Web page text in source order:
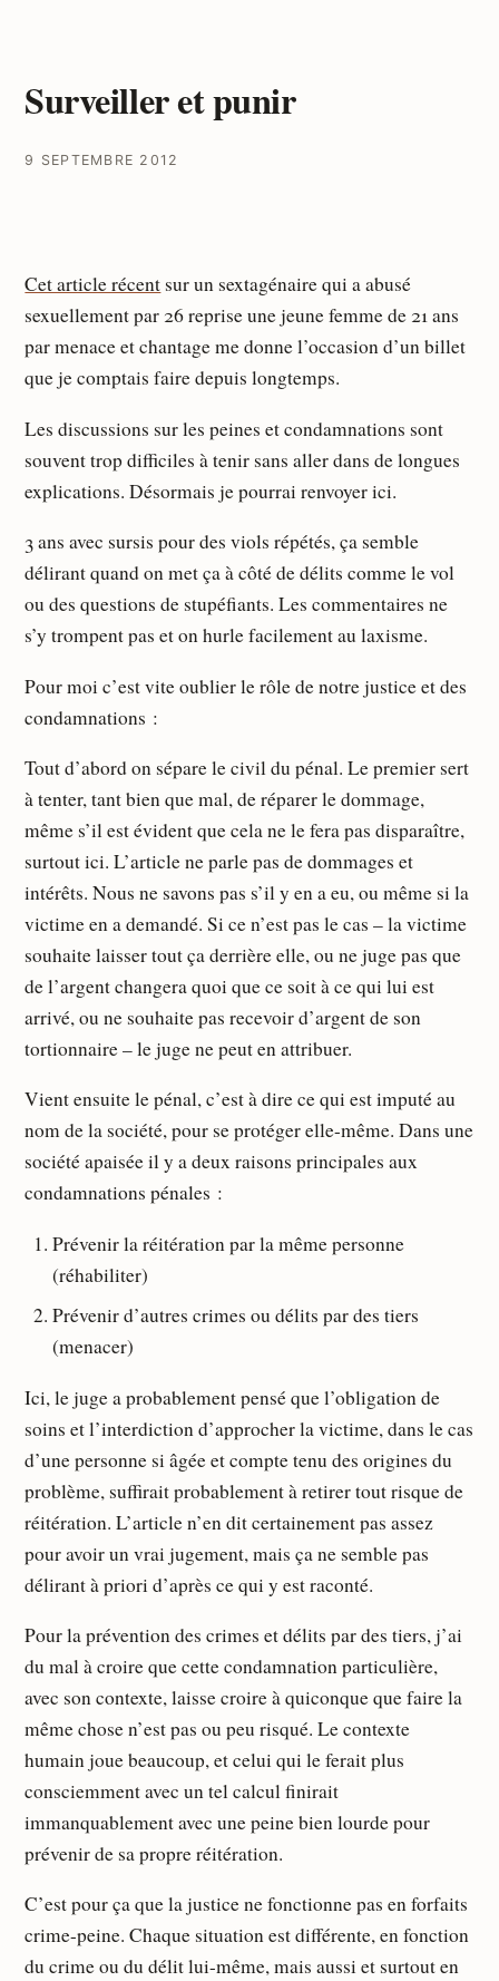
Surveiller et punir
9 SEPTEMBRE 2012
Cet article récentsur un sextagénaire qui a abusé
sexuellement par 26 reprise une jeune femme de 21 ans
par menace et chantage me donne l’occasion d’un billet
que je comptais faire depuis longtemps.
Les discussions sur les peines et condamnations sont
souvent trop difficiles à tenir sans aller dans de longues
explications. Désormais je pourrai renvoyer ici.
3 ans avec sursis pour des viols répétés, ça semble
délirant quand on met ça à côté de délits comme le vol
ou des questions de stupéfiants. Les commentaires ne
s’y trompent pas et on hurle facilement au laxisme.
Pour moi c’est vite oublier le rôle de notre justice et des
condamnations :
Tout d’abord on sépare le civil du pénal. Le premier sert
à tenter, tant bien que mal, de réparer le dommage,
même s’il est évident que cela ne le fera pas disparaître,
surtout ici. L’article ne parle pas de dommages et
intérêts. Nous ne savons pas s’il y en a eu, ou même si la
victime en a demandé. Si ce n’est pas le cas – la victime
souhaite laisser tout ça derrière elle, ou ne juge pas que
de l’argent changera quoi que ce soit à ce qui lui est
arrivé, ou ne souhaite pas recevoir d’argent de son
tortionnaire – le juge ne peut en attribuer.
Vient ensuite le pénal, c’est à dire ce qui est imputé au
nom de la société, pour se protéger elle-même. Dans une
société apaisée il y a deux raisons principales aux
condamnations pénales :
Prévenir la réitération par la même personne
(réhabiliter)
Prévenir d’autres crimes ou délits par des tiers
(menacer)
Ici, le juge a probablement pensé que l’obligation de
soins et l’interdiction d’approcher la victime, dans le cas
d’une personne si âgée et compte tenu des origines du
problème, suffirait probablement à retirer tout risque de
réitération. L’article n’en dit certainement pas assez
pour avoir un vrai jugement, mais ça ne semble pas
délirant à priori d’après ce qui y est raconté.
Pour la prévention des crimes et délits par des tiers, j’ai
du mal à croire que cette condamnation particulière,
avec son contexte, laisse croire à quiconque que faire la
même chose n’est pas ou peu risqué. Le contexte
humain joue beaucoup, et celui qui le ferait plus
consciemment avec un tel calcul finirait
immanquablement avec une peine bien lourde pour
prévenir de sa propre réitération.
C’est pour ça que la justice ne fonctionne pas en forfaits
crime-peine. Chaque situation est différente, en fonction
du crime ou du délit lui-même, mais aussi et surtout en